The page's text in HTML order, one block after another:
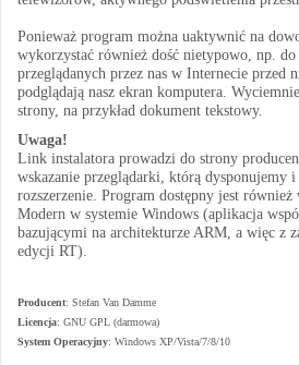
Ponieważ program można uaktywnić na
wykorzystać również dość nietypowo, np.
przeglądanych przez nas w Internecie przed
podglądają nasz ekran komputera.
strony, na przykład dokument tekstowy.
Uwaga!
Link instalatora prowadzi do strony
wskazanie przeglądarki, którą dysponujemy
rozszerzenie. Program dostępny jest
Modern w systemie Windows (aplikacja
bazującymi na architekturze ARM, a więc z
edycji RT).
Producent: Stefan Van Damme
Licencja: GNU GPL (darmowa)
System Operacyjny: Windows XP/Vista/7/8/10